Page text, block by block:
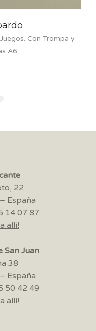
Con Trompa y
A6
22
España
14 07 87
allí!
San Juan
38
España
50 42 49
allí!